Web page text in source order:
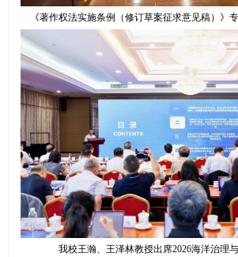
《著作权法实施条例（修订草案征求意见稿）》
我校王瀚、王泽林教授出席2026海洋治理